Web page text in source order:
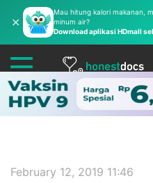
✕
Mau hitung kalori makanan,
minum air?
Download aplikasi HDmall
February 12, 2019 11:46